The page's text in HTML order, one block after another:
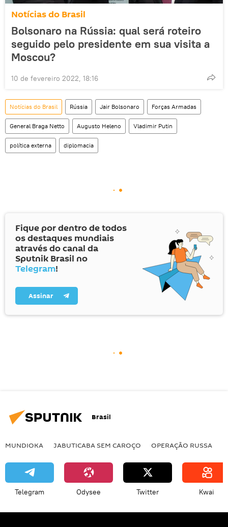
Notícias do Brasil
Bolsonaro na Rússia: qual será roteiro
seguido pelo presidente em sua visita a
Moscou?
10 de fevereiro 2022, 18:16
Notícias do Brasil Rússia Jair Bolsonaro Forças Armadas
General Braga Netto Augusto Heleno Vladimir Putin
política externa diplomacia
Fique por dentro de todos
os destaques mundiais
através do canal da
Sputnik Brasil no
Telegram!
Assinar
Brasil
MUNDIOKA JABUTICABA SEM CAROÇO OPERAÇÃO RUSSA
Telegram Odysee Twitter Kwai